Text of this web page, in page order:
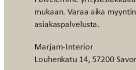
mukaan. Varaa aika
asiakaspalvelusta.
Marjam-Interior
Louhenkatu 14, 57200